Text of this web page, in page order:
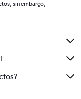
sin embargo,